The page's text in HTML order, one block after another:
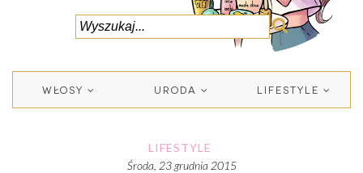
WŁOSY URODA LIFESTYLE
LIFESTYLE
środa, 23 grudnia 2015